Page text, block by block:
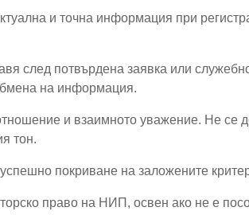
и точна информация при
след потвърдена заявка или
на информация.
и взаимното уважение. Не се
тон.
покриване на заложените
право на НИП, освен ако не е